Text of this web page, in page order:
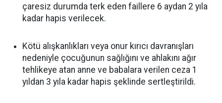
çaresiz durumda terk eden faillere 6 aydan 2 yıla
kadar hapis verilecek.
Kötü alışkanlıkları veya onur kırıcı davranışları
nedeniyle çocuğunun sağlığını ve ahlakını ağır
tehlikeye atan anne ve babalara verilen ceza 1
yıldan 3 yıla kadar hapis şeklinde sertleştirildi.